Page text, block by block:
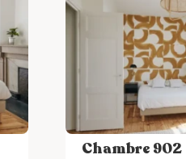
Chambre 902